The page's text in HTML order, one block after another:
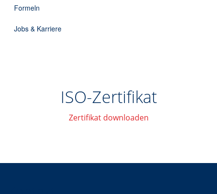
Formeln
Jobs & Karriere
ISO-Zertifikat
Zertifikat downloaden